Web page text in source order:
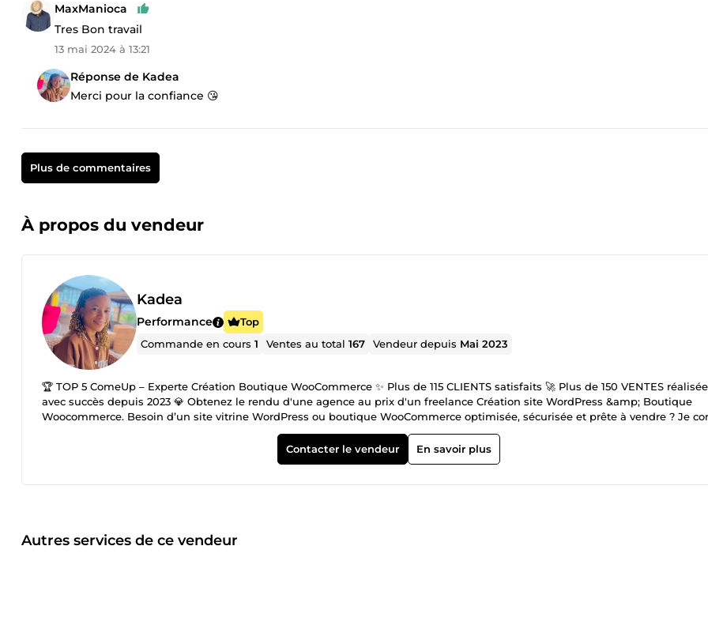
MaxManioca
Tres Bon travail
13 mai 2024 à 13:21
Réponse de Kadea
Merci pour la confiance 😘
Plus de commentaires
À propos du vendeur
Kadea
Performance
Top
Commande en cours1 Ventes au total167 Vendeur depuis Mai 2023
🏆 TOP 5 ComeUp – Experte Création Boutique WooCommerce ✨ Plus de 115 CLIENTS satisfaits 🚀 Plus de 150 VENTES
avec succès depuis 2023 💎 Obtenez le rendu d'une agence au prix d'un freelance Création site WordPress &amp; Boutique
Woocommerce. Besoin d’un site vitrine WordPress ou boutique WooCommerce optimisée, sécurisée et prête à vendre ? Je
des solutions clé en main avec une prise en main facile pour vous garantir une autonomie totale. SEO &amp; Visibilité
site invisible ne vend pas. J'intègre l'optimisation SEO (rédaction, audit, technique) dès la conception pour vous positionner
vos futurs clients. ⚡ Rapidité | Efficacité | Satisfaction Une question ? Discutons de votre projet par message, je réponds
Contacter le vendeur En savoir plus
Autres services de ce vendeur